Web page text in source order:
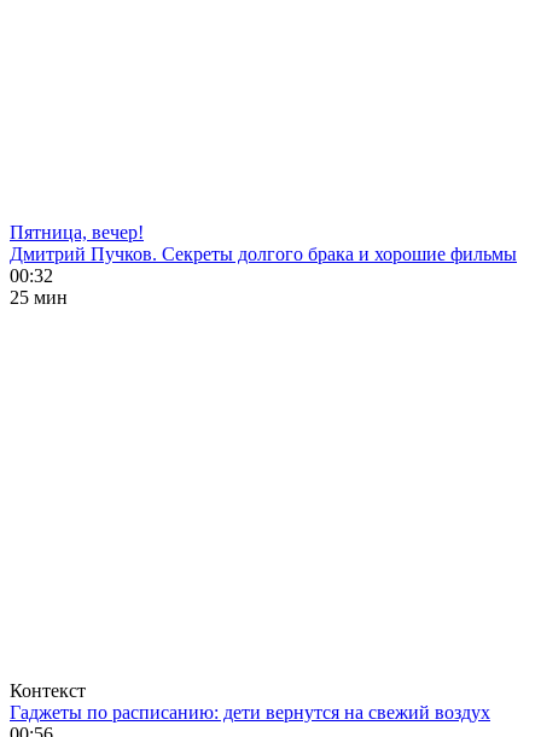
Пятница, вечер!
Дмитрий Пучков. Секреты долгого брака и хорошие фильмы
00:32
25 мин
Контекст
Гаджеты по расписанию: дети вернутся на свежий воздух